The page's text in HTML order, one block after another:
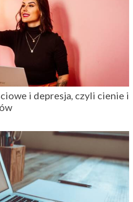
i depresja, czyli cienie i